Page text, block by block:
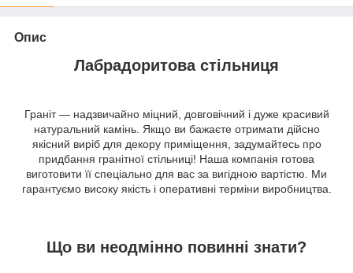
Опис
Лабрадоритова стільниця
Граніт — надзвичайно міцний, довговічний і дуже красивий
натуральний камінь. Якщо ви бажаєте отримати дійсно
якісний виріб для декору приміщення, задумайтесь про
придбання гранітної стільниці! Наша компанія готова
виготовити її спеціально для вас за вигідною вартістю. Ми
гарантуємо високу якість і оперативні терміни виробництва.
Що ви неодмінно повинні знати?